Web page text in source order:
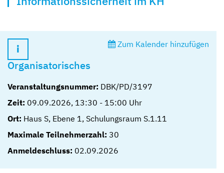
Zum Kalender hinzufügen
Organisatorisches
Veranstaltungsnummer: DBK/PD/3197
Zeit: 09.09.2026, 13:30 - 15:00 Uhr
Ort: Haus S, Ebene 1, Schulungsraum S.1.11
Maximale Teilnehmerzahl: 30
Anmeldeschluss: 02.09.2026